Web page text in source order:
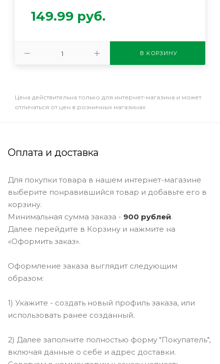
149.99 руб.
В КОРЗИНУ
Цена действительна только для интернет-магазина и может
отличаться от цен в розничных магазинах
Оплата и доставка
Для покупки товара в нашем интернет-магазине
выберите понравившийся товар и добавьте его в
корзину.
Минимальная сумма заказа - 900 рублей.
Далее перейдите в Корзину и нажмите на
«Оформить заказ».
Оформление заказа выглядит следующим
образом:
1) Укажите - создать новый профиль заказа, или
использовать ранее созданный.
2) Далее заполните полностью форму "Покупатель",
включая данные о себе и адрес доставки.